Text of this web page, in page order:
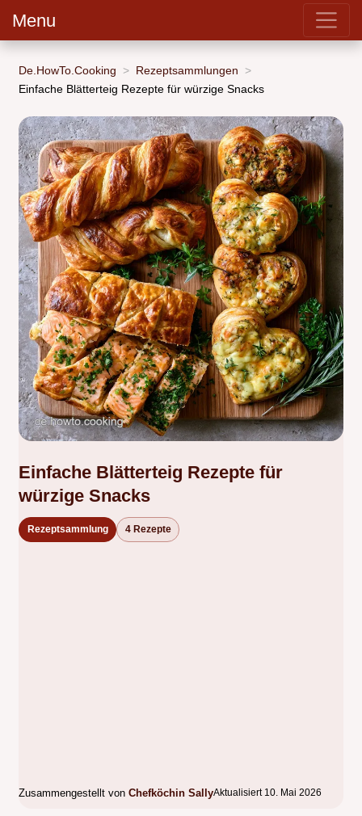
Menu
De.HowTo.Cooking
Rezeptsammlungen
Einfache Blätterteig Rezepte für würzige Snacks
Einfache Blätterteig Rezepte für
würzige Snacks
Rezeptsammlung 4 Rezepte
Zusammengestellt von Chefköchin SallyAktualisiert 10. Mai 2026